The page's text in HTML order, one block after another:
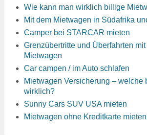
Wie kann man wirklich billige
Mit dem Mietwagen in Südafrika
Camper bei STARCAR mieten
Grenzübertritte und Überfahrten
Mietwagen
Car campen / im Auto schlafen
Mietwagen Versicherung – welche
wirklich?
Sunny Cars SUV USA mieten
Mietwagen ohne Kreditkarte